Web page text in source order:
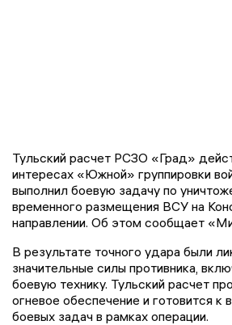
Тульский расчет РСЗО «Град»
интересах «Южной» группировки
выполнил боевую задачу по
временного размещения ВСУ на
направлении. Об этом сообщает
В результате точного удара были
значительные силы противника,
боевую технику. Тульский расчет
огневое обеспечение и готовится к
боевых задач в рамках операции.